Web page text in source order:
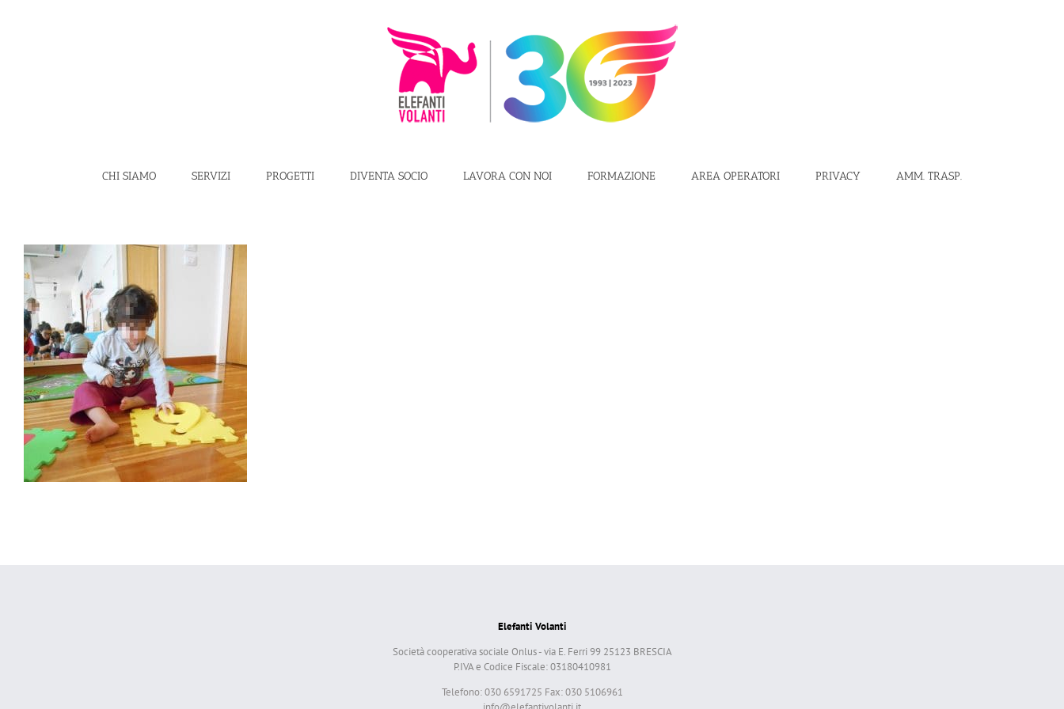
CHI SIAMO SERVIZI PROGETTI DIVENTA SOCIO LAVORA CON NOI FORMAZIONE AREA OPERATORI PRIVACY AMM. TRASP.
Elefanti Volanti
Società cooperativa sociale Onlus - via E. Ferri 99 25123 BRESCIA
P.IVA e Codice Fiscale: 03180410981
Telefono: 030 6591725 Fax: 030 5106961